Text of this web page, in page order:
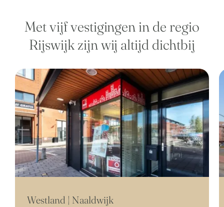
Met vijf vestigingen in de regio
Rijswijk zijn wij altijd dichtbij
Westland | Naaldwijk